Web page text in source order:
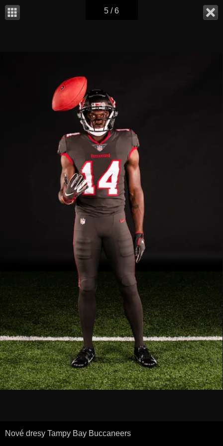
5 / 6
Nové dresy Tampy Bay Buccaneers